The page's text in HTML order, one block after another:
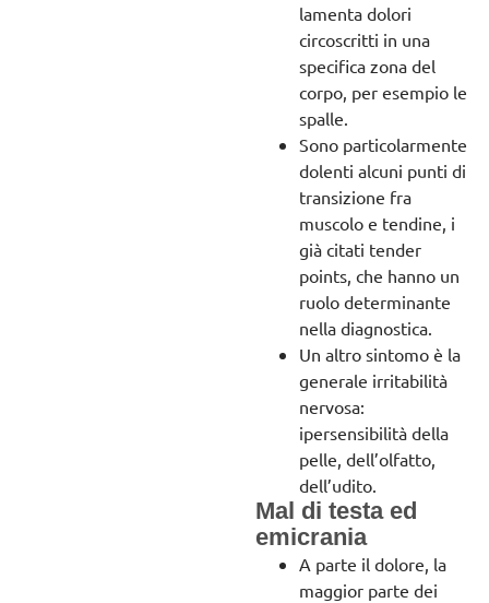
lamenta dolori
circoscritti in una
specifica zona del
corpo, per esempio le
spalle.
Sono particolarmente
dolenti alcuni punti di
transizione fra
muscolo e tendine, i
già citati tender
points, che hanno un
ruolo determinante
nella diagnostica.
Un altro sintomo è la
generale irritabilità
nervosa:
ipersensibilità della
pelle, dell’olfatto,
dell’udito.
Mal di testa ed
emicrania
A parte il dolore, la
maggior parte dei